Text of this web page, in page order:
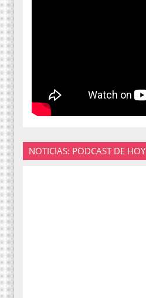
NOTICIAS: PODCAST DE HOY